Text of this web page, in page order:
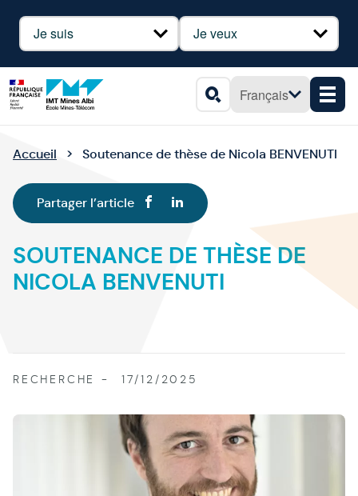
Profil Besoin
Rechercher
Français
Accueil Soutenance de thèse de Nicola BENVENUTI
Partager l’article
SOUTENANCE DE THÈSE DE
NICOLA BENVENUTI
RECHERCHE 17/12/2025